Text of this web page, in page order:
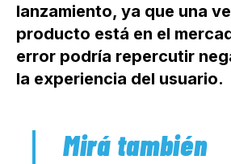
lanzamiento, ya que una
producto está en el
error podría repercutir
la experiencia del usuario.